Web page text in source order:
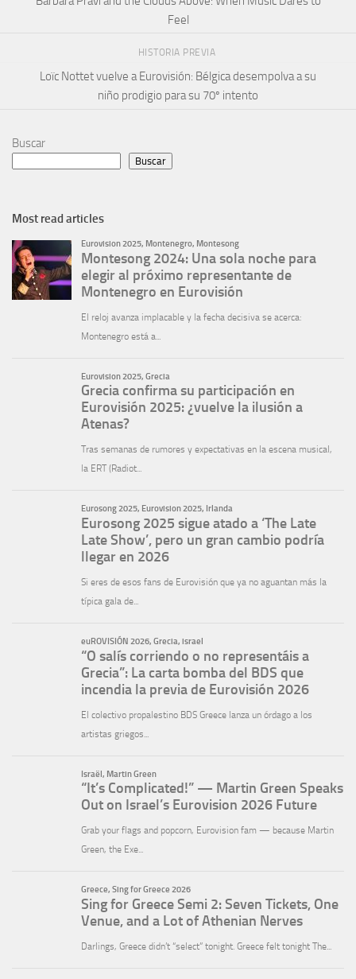
Feel
HISTORIA PREVIA
Loïc Nottet vuelve a Eurovisión: Bélgica desempolva a su
niño prodigio para su 70º intento
Buscar
Buscar
Most read articles